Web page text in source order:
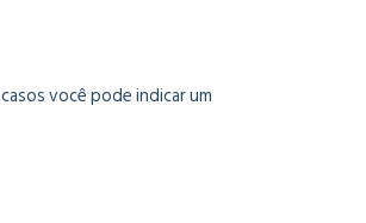
você pode indicar um